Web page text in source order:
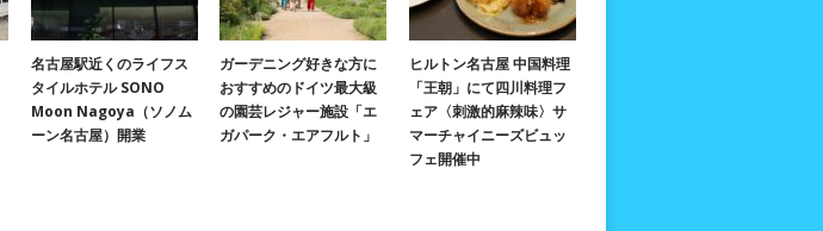
名古屋駅近くのライフス
タイルホテル SONO
Moon Nagoya（ソノム
ーン名古屋）開業
ガーデニング好きな方に
おすすめのドイツ最大級
の園芸レジャー施設「エ
ガパーク・エアフルト」
ヒルトン名古屋 中国料理
「王朝」にて四川料理フ
ェア〈刺激的麻辣味〉サ
マーチャイニーズビュッ
フェ開催中